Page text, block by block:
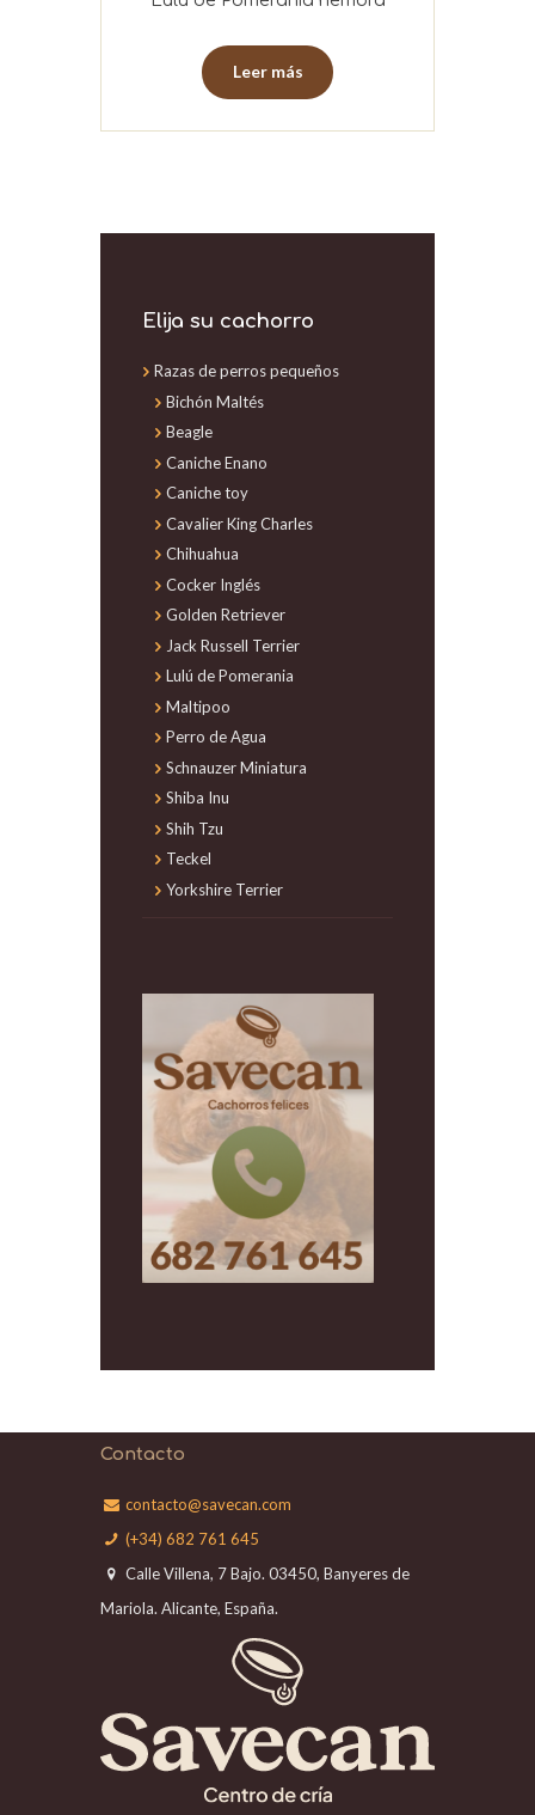
Leer más
Elija su cachorro
Razas de perros pequeños
Bichón Maltés
Beagle
Caniche Enano
Caniche toy
Cavalier King Charles
Chihuahua
Cocker Inglés
Golden Retriever
Jack Russell Terrier
Lulú de Pomerania
Maltipoo
Perro de Agua
Schnauzer Miniatura
Shiba Inu
Shih Tzu
Teckel
Yorkshire Terrier
Contacto
contacto@savecan.com
(+34) 682 761 645
Calle Villena, 7 Bajo. 03450, Banyeres de
Mariola. Alicante, España.